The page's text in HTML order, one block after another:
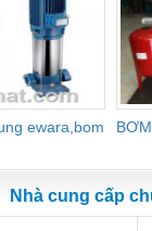
ewara,bom
Nhà cung cấp